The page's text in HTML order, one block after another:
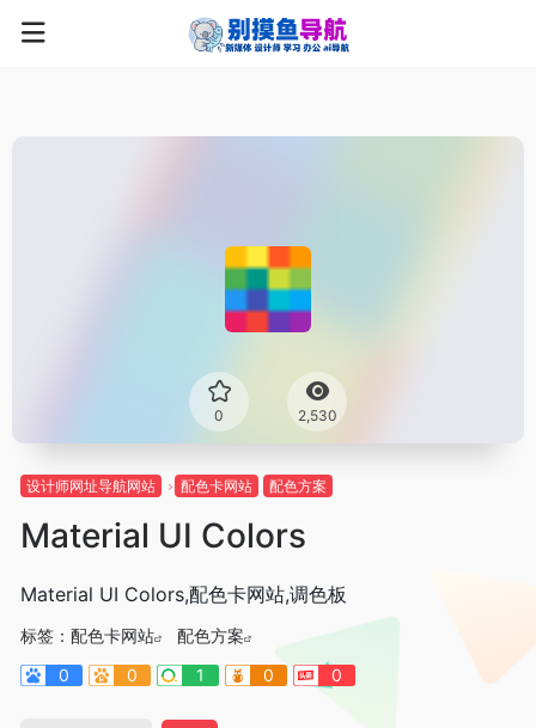
0 2,530
设计师网址导航网站 配色卡网站 配色方案
Material UI Colors
Material UI Colors,配色卡网站,调色板
标签： 配色卡网站
配色方案
0
0 1 0 0